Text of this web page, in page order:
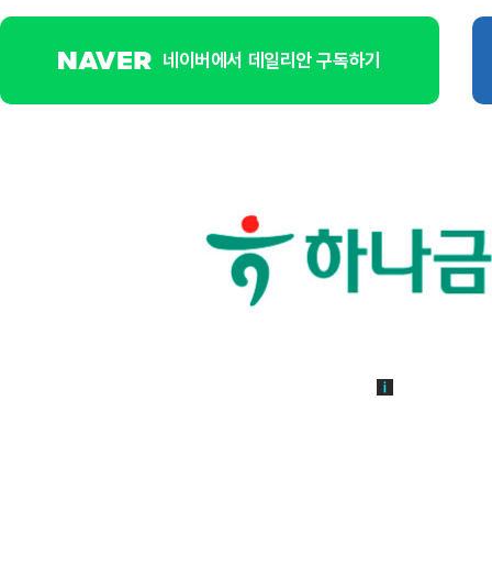
네이버에서 데일리안 구독하기